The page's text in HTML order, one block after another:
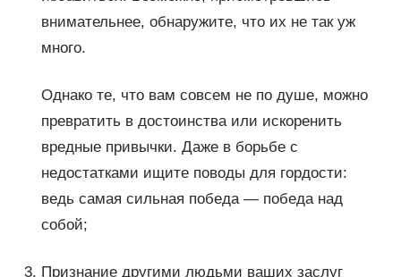
внимательнее, обнаружите, что их не так уж
много.
Однако те, что вам совсем не по душе, можно
превратить в достоинства или искоренить
вредные привычки. Даже в борьбе с
недостатками ищите поводы для гордости:
ведь самая сильная победа — победа над
собой;
Признание другими людьми ваших заслуг